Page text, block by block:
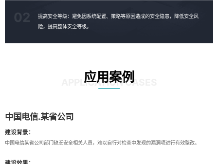
提高安全等级：避免因系统配置、策略等原因造成的安全隐患，降低安全风
险，提高整体安全等级。
应用案例
APPLICATION CASES
中国电信.某省公司
建设背景：
中国电信某省公司部门缺乏安全相关人员，难以自行对检查中发现的漏洞项进行有效整改。